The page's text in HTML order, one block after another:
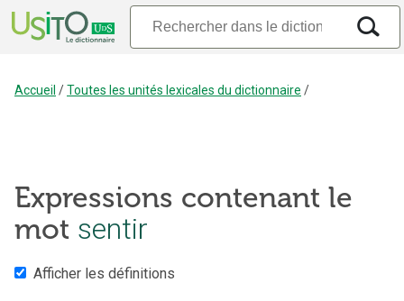
Accueil /Toutes les unités lexicales du dictionnaire /
Expressions contenant le
mot sentir
Afficher les définitions